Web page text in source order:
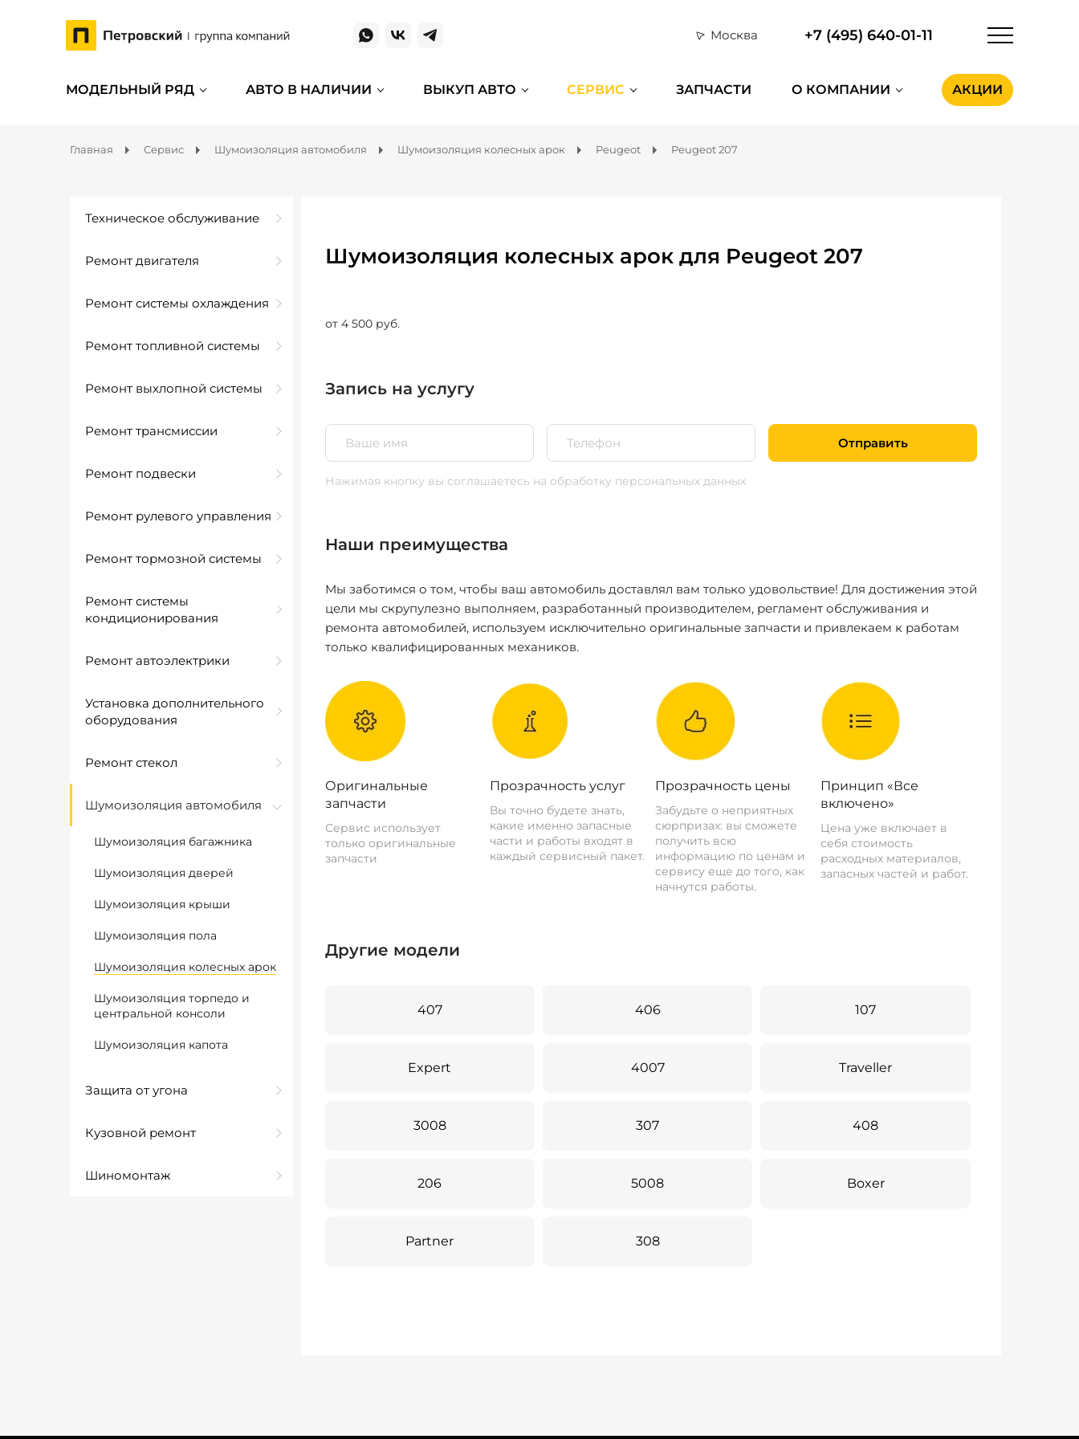
Москва +7 (495) 640-01-11
МОДЕЛЬНЫЙ РЯД АВТО В НАЛИЧИИ ВЫКУП АВТО СЕРВИС ЗАПЧАСТИ О КОМПАНИИ АКЦИИ
Главная Сервис Шумоизоляция автомобиля Шумоизоляция колесных арок Peugeot Peugeot 207
Техническое обслуживание
Ремонт двигателя
Ремонт системы охлаждения
Ремонт топливной системы
Ремонт выхлопной системы
Ремонт трансмиссии
Ремонт подвески
Ремонт рулевого управления
Ремонт тормозной системы
Ремонт системы
кондиционирования
Ремонт автоэлектрики
Установка дополнительного
оборудования
Ремонт стекол
Шумоизоляция автомобиля
Шумоизоляция багажника
Шумоизоляция дверей
Шумоизоляция крыши
Шумоизоляция пола
Шумоизоляция колесных арок
Шумоизоляция торпедо и
центральной консоли
Шумоизоляция капота
Защита от угона
Кузовной ремонт
Шиномонтаж
Шумоизоляция колесных арок для Peugeot 207
от 4 500 руб.
Запись на услугу
Отправить
Нажимая кнопку вы соглашаетесь на обработку персональных данных
Наши преимущества
Мы заботимся о том, чтобы ваш автомобиль доставлял вам только удовольствие! Для достижения этой
цели мы скрупулезно выполняем, разработанный производителем, регламент обслуживания и
ремонта автомобилей, используем исключительно оригинальные запчасти и привлекаем к работам
только квалифицированных механиков.
Оригинальные
запчасти
Сервис использует
только оригинальные
запчасти
Прозрачность услуг
Вы точно будете знать,
какие именно запасные
части и работы входят в
каждый сервисный пакет.
Прозрачность цены
Забудьте о неприятных
сюрпризах: вы сможете
получить всю
информацию по ценам и
сервису еще до того, как
начнутся работы.
Принцип «Все
включено»
Цена уже включает в
себя стоимость
расходных материалов,
запасных частей и работ.
Другие модели
407 406 107
Expert 4007 Traveller
3008 307 408
206 5008 Boxer
Partner 308